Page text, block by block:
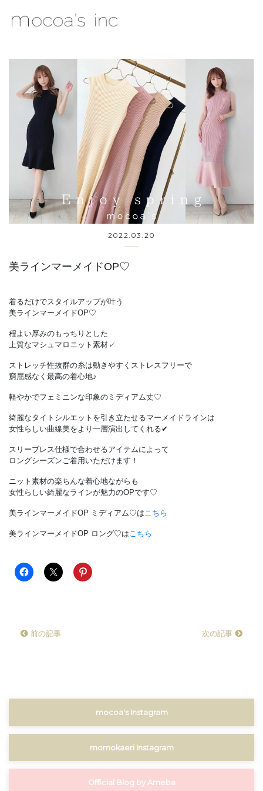
2022.03.20
美ラインマーメイドOP♡
着るだけでスタイルアップが叶う
美ラインマーメイドOP♡
程よい厚みのもっちりとした
上質なマシュマロニット素材✓
ストレッチ性抜群の糸は動きやすくストレスフリーで
窮屈感なく最高の着心地♪
軽やかでフェミニンな印象のミディアム丈♡
綺麗なタイトシルエットを引き立たせるマーメイドラインは
女性らしい曲線美をより一層演出してくれる✔︎
スリーブレス仕様で合わせるアイテムによって
ロングシーズンご着用いただけます！
ニット素材の楽ちんな着心地ながらも
女性らしい綺麗なラインが魅力のOPです♡
美ラインマーメイドOP ミディアム♡は こちら
美ラインマーメイドOP ロング♡は こちら
前の記事 次の記事
mocoa's Instagram
momokaeri Instagram
Official Blog by Ameba